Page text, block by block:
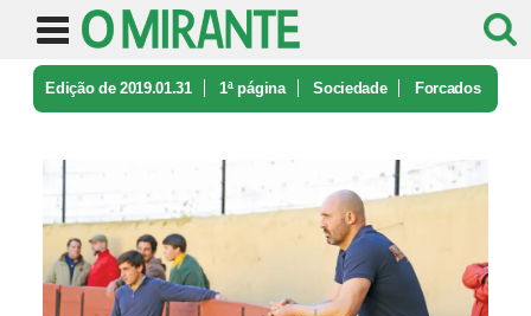
Edição de 2019.01.31 1ª página Sociedade Forcados